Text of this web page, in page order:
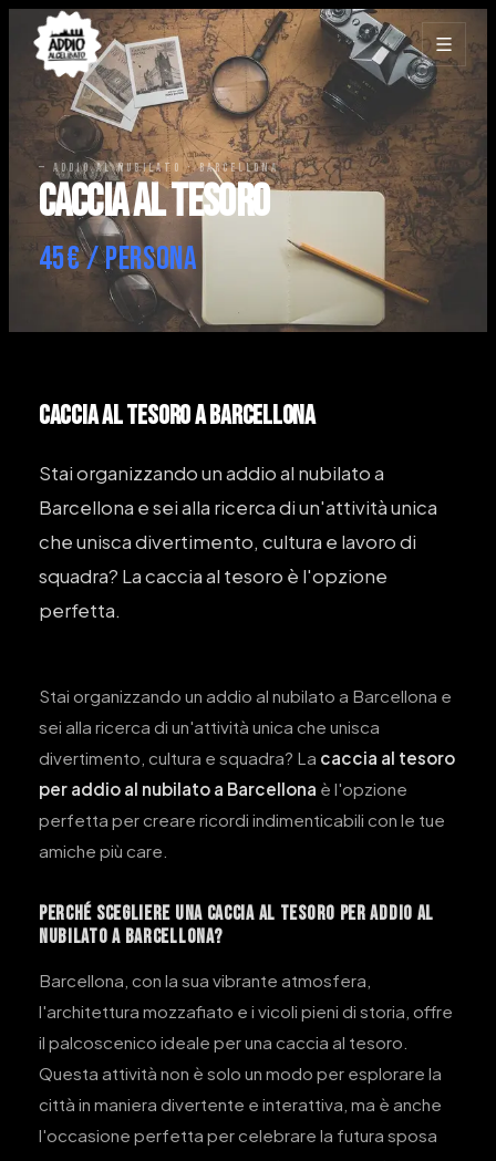
— ADDIO AL NUBILATO · BARCELLONA
Caccia al Tesoro
45€ / persona
Caccia al Tesoroa Barcellona
Stai organizzando un addio al nubilato a
Barcellona e sei alla ricerca di un'attività unica
che unisca divertimento, cultura e lavoro di
squadra? La caccia al tesoro è l'opzione
perfetta.
Stai organizzando un addio al nubilato a Barcellona e
sei alla ricerca di un'attività unica che unisca
divertimento, cultura e squadra? La caccia al tesoro
per addio al nubilato a Barcellona è l'opzione
perfetta per creare ricordi indimenticabili con le tue
amiche più care.
Perché Scegliere una Caccia al Tesoro per Addio al
Nubilato a Barcellona?
Barcellona, con la sua vibrante atmosfera,
l'architettura mozzafiato e i vicoli pieni di storia, offre
il palcoscenico ideale per una caccia al tesoro.
Questa attività non è solo un modo per esplorare la
città in maniera divertente e interattiva, ma è anche
l'occasione perfetta per celebrare la futura sposa